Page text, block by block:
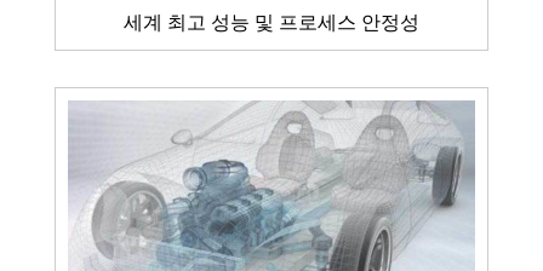
세계 최고 성능 및 프로세스 안정성